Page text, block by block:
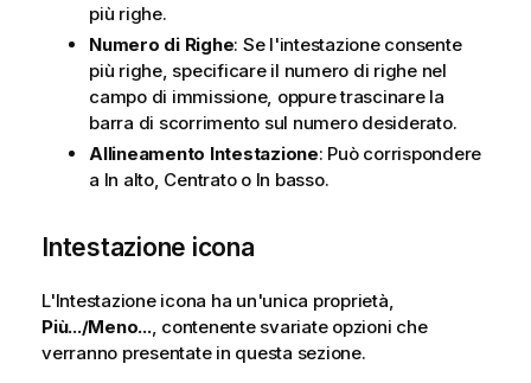
più righe.
Numero di Righe: Se l'intestazione consente
più righe, specificare il numero di righe nel
campo di immissione, oppure trascinare la
barra di scorrimento sul numero desiderato.
Allineamento Intestazione: Può corrispondere
a In alto, Centrato o In basso.
Intestazione icona
L'Intestazione icona ha un'unica proprietà,
Più.../Meno..., contenente svariate opzioni che
verranno presentate in questa sezione.